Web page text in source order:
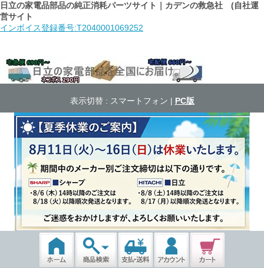
日立の家電品部品の純正消耗パーツサイト｜カデンの救急社 (自社運
営サイト
インボイス登録番号:T2040001069252
表示切替 : スマートフォン | PC版